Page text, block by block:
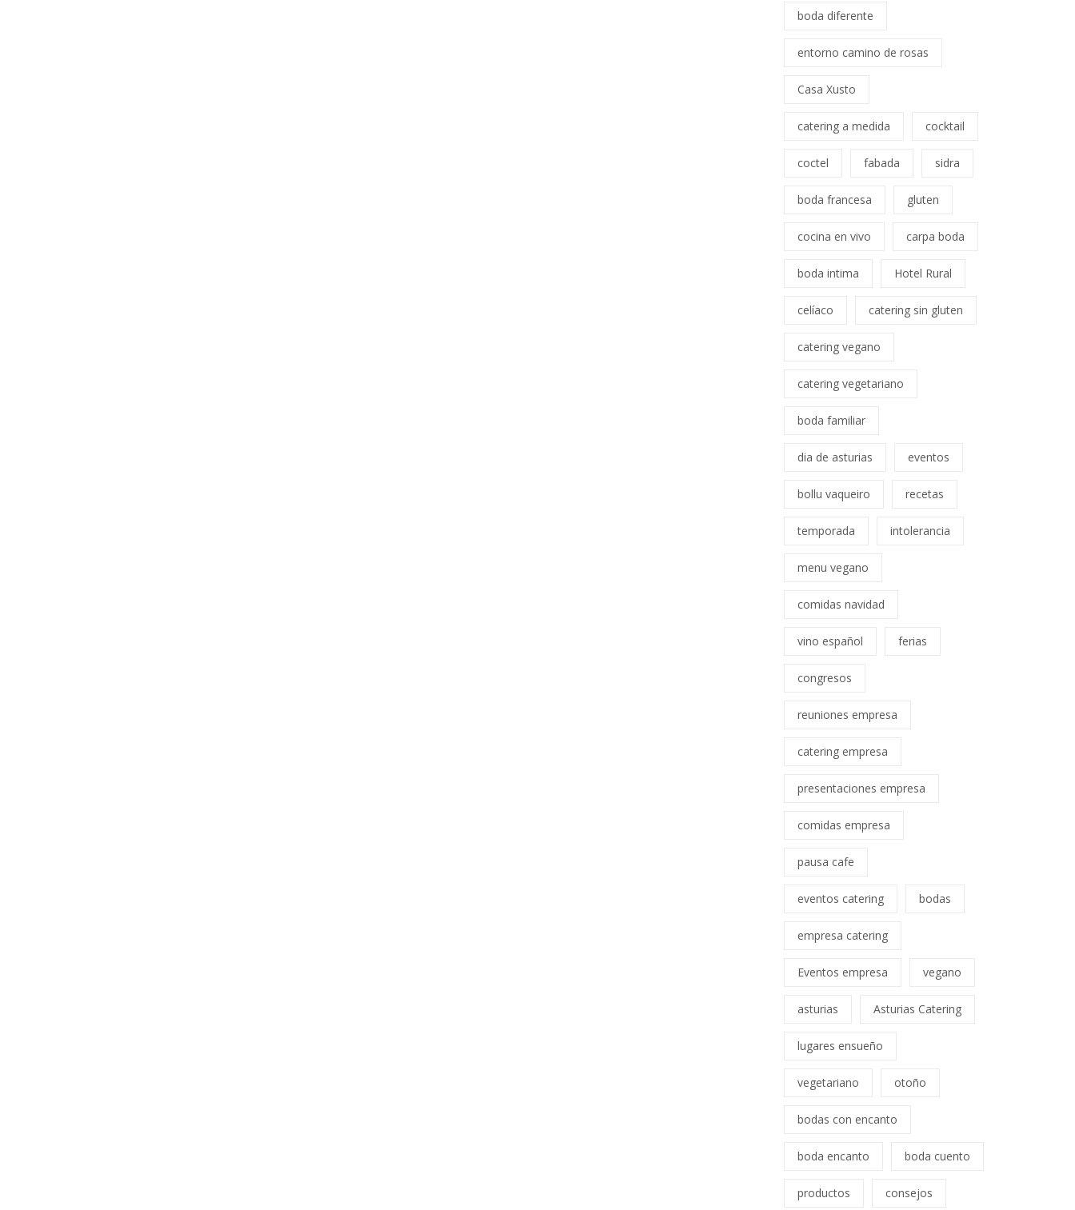
boda diferente
entorno camino de rosas
Casa Xusto
catering a medida cocktail
coctel fabada sidra
boda francesa gluten
cocina en vivo carpa boda
boda intima Hotel Rural
celíaco catering sin gluten
catering vegano
catering vegetariano
boda familiar
dia de asturias eventos
bollu vaqueiro recetas
temporada intolerancia
menu vegano
comidas navidad
vino español ferias
congresos
reuniones empresa
catering empresa
presentaciones empresa
comidas empresa
pausa cafe
eventos catering bodas
empresa catering
Eventos empresa vegano
asturias Asturias Catering
lugares ensueño
vegetariano otoño
bodas con encanto
boda encanto boda cuento
productos consejos